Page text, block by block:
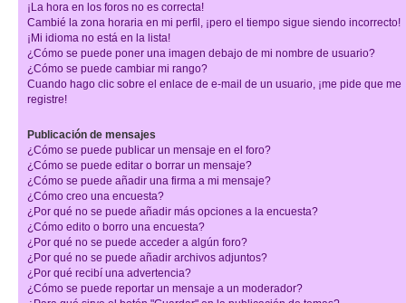
¡La hora en los foros no es correcta!
Cambié la zona horaria en mi perfil, ¡pero el tiempo sigue siendo incorrecto!
¡Mi idioma no está en la lista!
¿Cómo se puede poner una imagen debajo de mi nombre de usuario?
¿Cómo se puede cambiar mi rango?
Cuando hago clic sobre el enlace de e-mail de un usuario, ¡me pide que me
registre!
Publicación de mensajes
¿Cómo se puede publicar un mensaje en el foro?
¿Cómo se puede editar o borrar un mensaje?
¿Cómo se puede añadir una firma a mi mensaje?
¿Cómo creo una encuesta?
¿Por qué no se puede añadir más opciones a la encuesta?
¿Cómo edito o borro una encuesta?
¿Por qué no se puede acceder a algún foro?
¿Por qué no se puede añadir archivos adjuntos?
¿Por qué recibí una advertencia?
¿Cómo se puede reportar un mensaje a un moderador?